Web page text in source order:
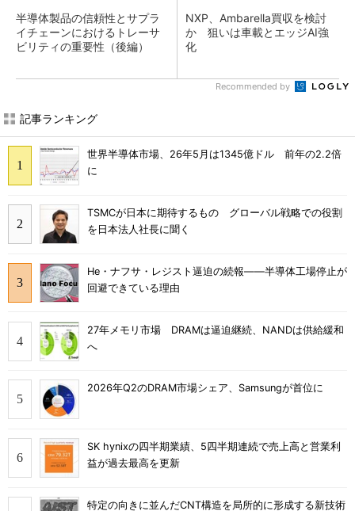
半導体製品の信頼性とサプラ
イチェーンにおけるトレーサ
ビリティの重要性（後編）
NXP、Ambarella買収を検討
か 狙いは車載とエッジAI強
化
Recommended by
記事ランキング
世界半導体市場、26年5月は1345億ドル 前年の2.2倍
に
TSMCが日本に期待するもの グローバル戦略での役割
を日本法人社長に聞く
He・ナフサ・レジスト逼迫の続報――半導体工場停止が
回避できている理由
27年メモリ市場 DRAMは逼迫継続、NANDは供給緩和
へ
2026年Q2のDRAM市場シェア、Samsungが首位に
SK hynixの四半期業績、5四半期連続で売上高と営業利
益が過去最高を更新
特定の向きに並んだCNT構造を局所的に形成する新技術